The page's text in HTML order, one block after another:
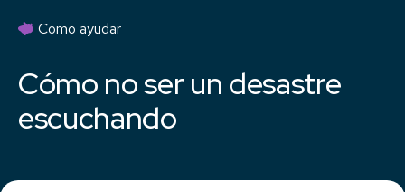
Como ayudar
Cómo no ser un desastre
escuchando